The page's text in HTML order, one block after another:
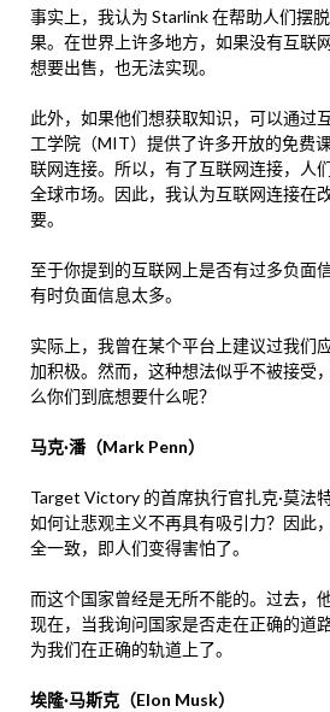
事实上，我认为 Starlink 在帮助人们摆
果。在世界上许多地方，如果没有互联
想要出售，也无法实现。
此外，如果他们想获取知识，可以通过
工学院（MIT）提供了许多开放的免费
联网连接。所以，有了互联网连接，人
全球市场。因此，我认为互联网连接在
要。
至于你提到的互联网上是否有过多负面
有时负面信息太多。
实际上，我曾在某个平台上建议过我们
加积极。然而，这种想法似乎不被接
么你们到底想要什么呢？
马克·潘（Mark Penn）
Target Victory 的首席执行官扎克·莫法
如何让悲观主义不再具有吸引力？因此
全一致，即人们变得害怕了。
而这个国家曾经是无所不能的。过去，
现在，当我询问国家是否走在正确的道
为我们在正确的轨道上了。
埃隆·马斯克（Elon Musk）